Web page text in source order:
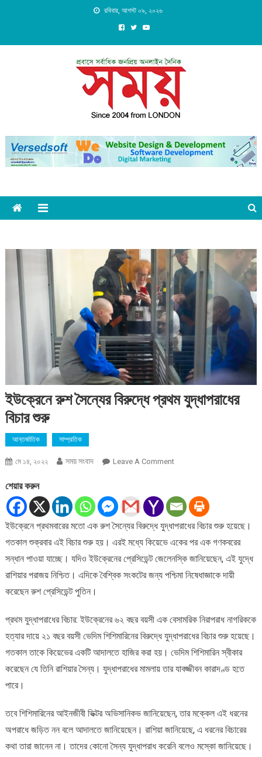
রবিবার, আগস্ট ০৯, ২০২৬
Daily Shomoy, Since 2004
from LONDON
ইউক্রেনে রুশ সৈন্যের বিরুদ্ধে প্রথম যুদ্ধাপরাধের
বিচার শুরু
আন্তর্জাতিক সাম্প্রতিক
মে ১৪, ২০২২ সময় সংবাদ Leave A CommentOn
সৈন্যের
বিরুদ্ধে
প্রথম
যুদ্ধাপরাধের
বিচার
শেয়ার করুন
ইউক্রেনে প্রথমবারের মতো এক রুশ সৈন্যের বিরুদ্ধে যুদ্ধাপরাধের বিচার শুরু হয়েছে।
গতকাল শুক্রবার এই বিচার শুরু হয়। এরই মধ্যে কিয়েভে একের পর এক গণকবরের
সন্ধান পাওয়া যাচ্ছে। যদিও ইউক্রেনের প্রেসিডেন্ট জেলেনস্কি জানিয়েছেন, এই যুদ্ধে
রাশিয়ার পরাজয় নিশ্চিত। এদিকে বৈশ্বিক সংকটের জন্য পশ্চিমা নিষেধাজ্ঞাকে দায়ী
করেছেন রুশ প্রেসিডেন্ট পুতিন।
প্রথম যুদ্ধাপরাধের বিচার: ইউক্রেনের ৬২ বছর বয়সী এক বেসামরিক নিরাপরাধ নাগরিককে
হত্যার দায়ে ২১ বছর বয়সী ভেদিম শিশিমারিনের বিরুদ্ধে যুদ্ধাপরাধের বিচার শুরু হয়েছে।
গতকাল তাকে কিয়েভের একটি আদালতে হাজির করা হয়। ভেদিম শিশিমারিন স্বীকার
করেছেন যে তিনি রাশিয়ার সৈন্য। যুদ্ধাপরাধের মামলায় তার যাবজ্জীবন কারাদণ্ড হতে
পারে।
তবে শিশিমারিনের আইনজীবী ভিক্টর অভিসানিকভ জানিয়েছেন, তার মক্কেল এই ধরনের
অপরাধে জড়িত নন বলে আদালতে জানিয়েছেন। রাশিয়া জানিয়েছে, এ ধরনের বিচারের
কথা তারা জানেন না। তাদের কোনো সৈন্য যুদ্ধাপরাধ করেনি বলেও মস্কো জানিয়েছে।